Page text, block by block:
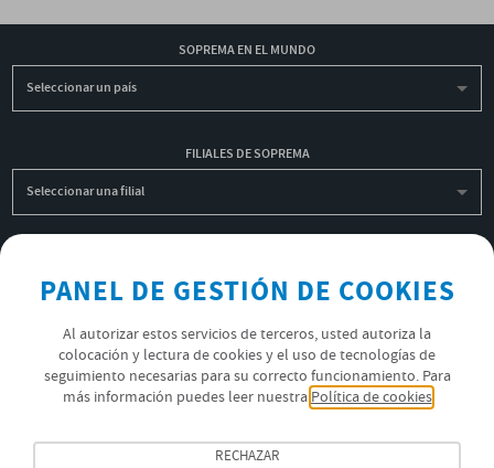
SOPREMA EN EL MUNDO
Seleccionar un país
FILIALES DE SOPREMA
Seleccionar una filial
OK
POLÍTICA DE PRIVACIDAD
ÚNETE AL EQUIPO SOPREMA
PANEL DE GESTIÓN DE COOKIES
Al autorizar estos servicios de terceros, usted autoriza la
colocación y lectura de cookies y el uso de tecnologías de
seguimiento necesarias para su correcto funcionamiento. Para
más información puedes leer nuestra Política de cookies
RECHAZAR